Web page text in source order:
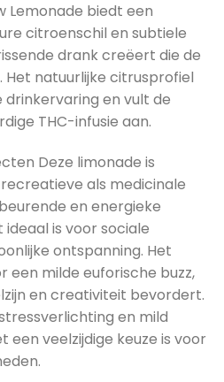
Lemonade biedt een
citroenschil en subtiele
drank creëert die de
natuurlijke citrusprofiel
en vult de
THC-infusie aan.
Deze limonade is
als medicinale
en energieke
is voor sociale
ontspanning. Het
een milde euforische buzz,
en creativiteit bevordert.
en mild
een veelzijdige keuze is voor